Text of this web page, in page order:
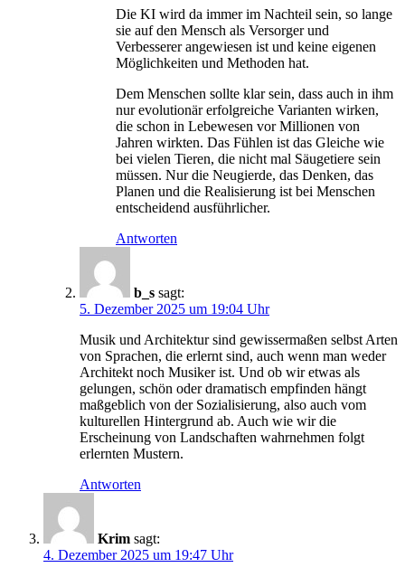
Die KI wird da immer im Nachteil sein, so lange
sie auf den Mensch als Versorger und
Verbesserer angewiesen ist und keine eigenen
Möglichkeiten und Methoden hat.
Dem Menschen sollte klar sein, dass auch in ihm
nur evolutionär erfolgreiche Varianten wirken,
die schon in Lebewesen vor Millionen von
Jahren wirkten. Das Fühlen ist das Gleiche wie
bei vielen Tieren, die nicht mal Säugetiere sein
müssen. Nur die Neugierde, das Denken, das
Planen und die Realisierung ist bei Menschen
entscheidend ausführlicher.
Antworten
b_s sagt:
5. Dezember 2025 um 19:04 Uhr
Musik und Architektur sind gewissermaßen selbst Arten
von Sprachen, die erlernt sind, auch wenn man weder
Architekt noch Musiker ist. Und ob wir etwas als
gelungen, schön oder dramatisch empfinden hängt
maßgeblich von der Sozialisierung, also auch vom
kulturellen Hintergrund ab. Auch wie wir die
Erscheinung von Landschaften wahrnehmen folgt
erlernten Mustern.
Antworten
Krim sagt:
4. Dezember 2025 um 19:47 Uhr